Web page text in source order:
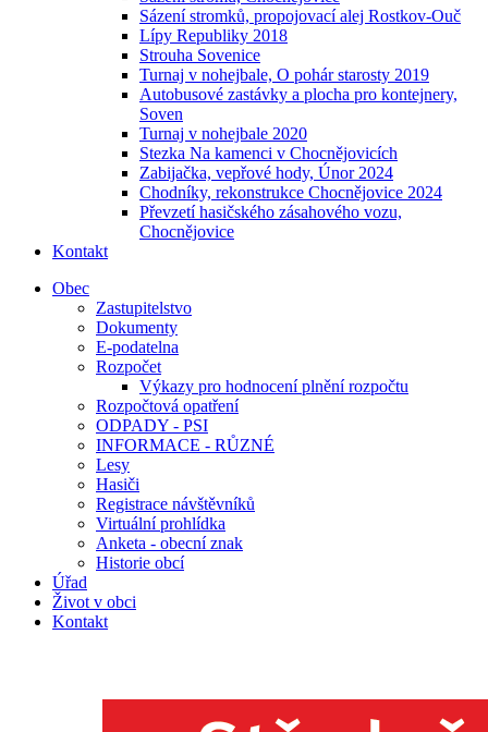
Sázení stromků, propojovací alej Rostkov-Ouč
Lípy Republiky 2018
Strouha Sovenice
Turnaj v nohejbale, O pohár starosty 2019
Autobusové zastávky a plocha pro kontejnery,
Soven
Turnaj v nohejbale 2020
Stezka Na kamenci v Chocnějovicích
Zabijačka, vepřové hody, Únor 2024
Chodníky, rekonstrukce Chocnějovice 2024
Převzetí hasičského zásahového vozu,
Chocnějovice
Kontakt
Obec
Zastupitelstvo
Dokumenty
E-podatelna
Rozpočet
Výkazy pro hodnocení plnění rozpočtu
Rozpočtová opatření
ODPADY - PSI
INFORMACE - RŮZNÉ
Lesy
Hasiči
Registrace návštěvníků
Virtuální prohlídka
Anketa - obecní znak
Historie obcí
Úřad
Život v obci
Kontakt